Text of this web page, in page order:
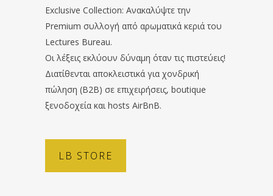
Exclusive Collection: Ανακαλύψτε την
Premium συλλογή από αρωματικά κεριά του
Lectures Bureau.
Οι λέξεις εκλύουν δύναμη όταν τις πιστεύεις!
Διατίθενται αποκλειστικά για χονδρική
πώληση (B2B) σε επιχειρήσεις, boutique
ξενοδοχεία και hosts AirBnB.
LB STORE